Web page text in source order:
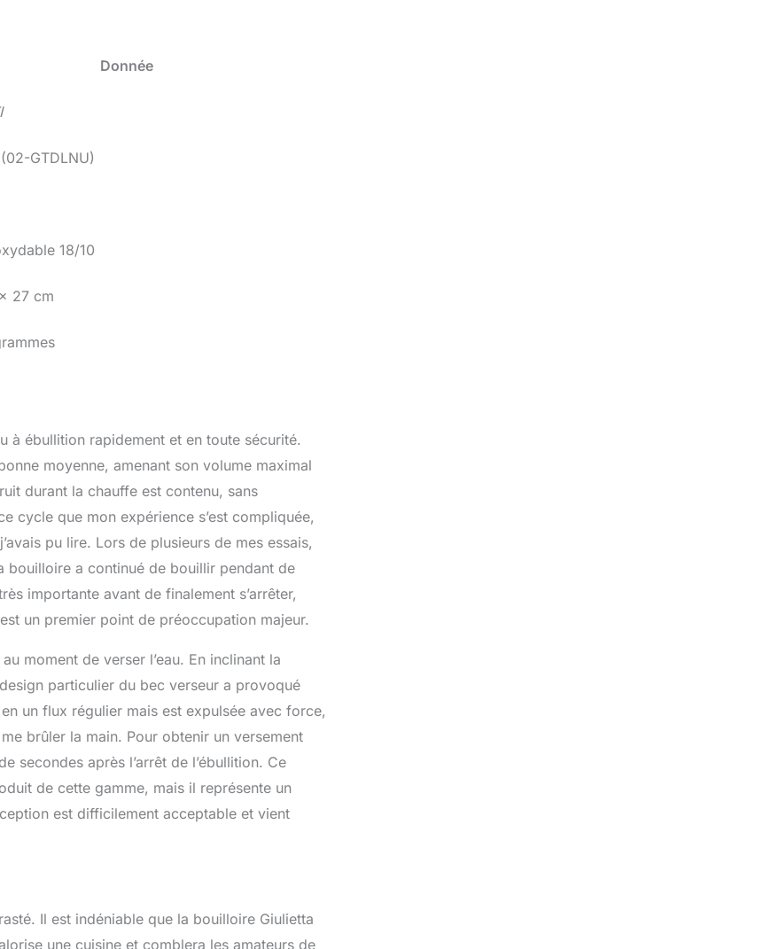
Donnée
GTDLNU)
18/10
27 cm
à ébullition rapidement et en toute sécurité.
moyenne, amenant son volume maximal
durant la chauffe est contenu, sans
cycle que mon expérience s’est compliquée,
pu lire. Lors de plusieurs de mes essais,
bouilloire a continué de bouillir pendant de
importante avant de finalement s’arrêter,
un premier point de préoccupation majeur.
moment de verser l’eau. En inclinant la
particulier du bec verseur a provoqué
en un flux régulier mais est expulsée avec force,
brûler la main. Pour obtenir un versement
secondes après l’arrêt de l’ébullition. Ce
de cette gamme, mais il représente un
est difficilement acceptable et vient
Il est indéniable que la bouilloire Giulietta
une cuisine et comblera les amateurs de